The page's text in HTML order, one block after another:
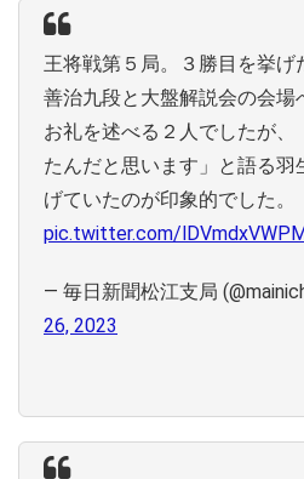
王将戦第５局。３勝目を挙げ
善治九段と大盤解説会の会場
お礼を述べる２人でしたが、
たんだと思います」と語る羽
げていたのが印象的でした。
pic.twitter.com/lDVmdxVWPM
— 毎日新聞松江支局
26, 2023